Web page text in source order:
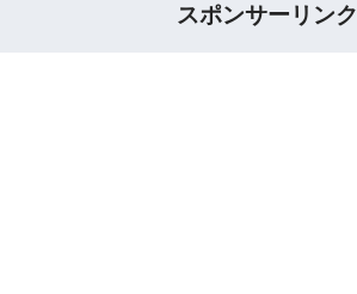
スポンサーリンク